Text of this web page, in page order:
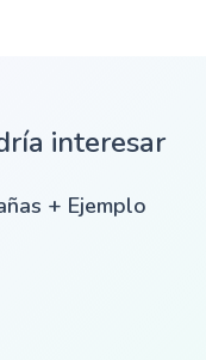
interesar
+ Ejemplo